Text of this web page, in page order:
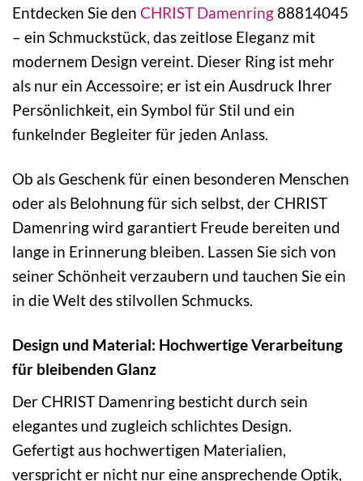
Entdecken Sie den CHRIST Damenring 88814045
– ein Schmuckstück, das zeitlose Eleganz mit
modernem Design vereint. Dieser Ring ist mehr
als nur ein Accessoire; er ist ein Ausdruck Ihrer
Persönlichkeit, ein Symbol für Stil und ein
funkelnder Begleiter für jeden Anlass.
Ob als Geschenk für einen besonderen Menschen
oder als Belohnung für sich selbst, der CHRIST
Damenring wird garantiert Freude bereiten und
lange in Erinnerung bleiben. Lassen Sie sich von
seiner Schönheit verzaubern und tauchen Sie ein
in die Welt des stilvollen Schmucks.
Design und Material: Hochwertige Verarbeitung
für bleibenden Glanz
Der CHRIST Damenring besticht durch sein
elegantes und zugleich schlichtes Design.
Gefertigt aus hochwertigen Materialien,
verspricht er nicht nur eine ansprechende Optik,